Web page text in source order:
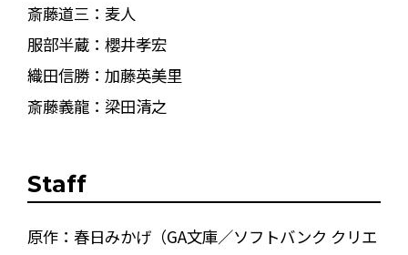
斎藤道三：麦人
服部半蔵：櫻井孝宏
織田信勝：加藤英美里
斎藤義龍：梁田清之
Staff
原作：春日みかげ（GA文庫／ソフトバンク クリエ